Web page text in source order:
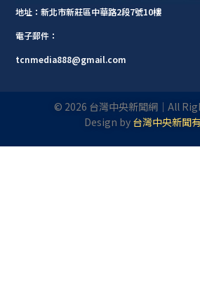
地址：新北市新莊區中華路2段7號10樓
電子郵件：
tcnmedia888@gmail.com
© 2026 台灣中央新聞網｜All
Design by 台灣中央新聞